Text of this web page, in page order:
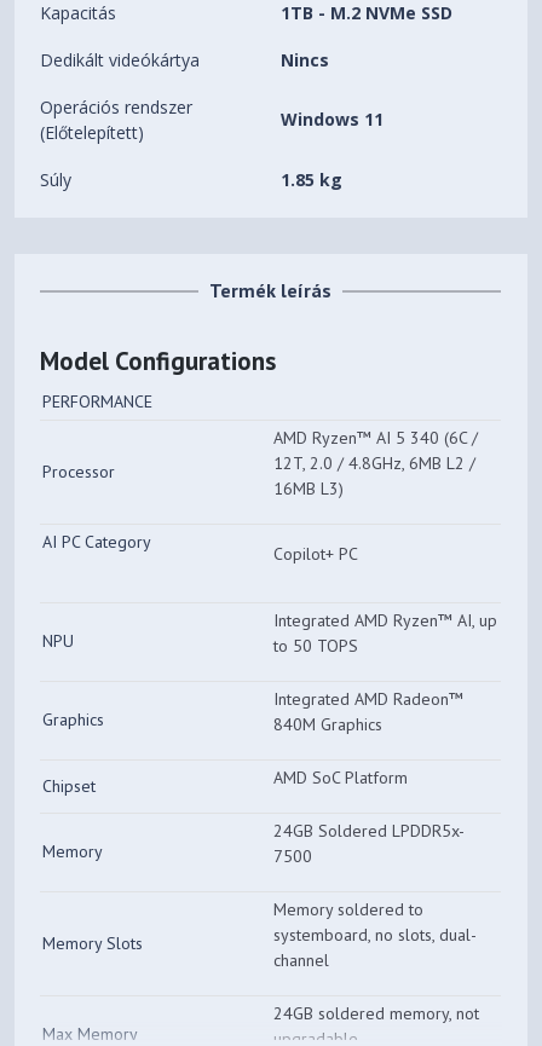
Kapacitás 1TB - M.2 NVMe SSD
Dedikált videókártya Nincs
Operációs rendszer
(Előtelepített)
Windows 11
Súly 1.85 kg
Termék leírás
Model Configurations
PERFORMANCE
Processor
AMD Ryzen™ AI 5 340 (6C /
12T, 2.0 / 4.8GHz, 6MB L2 /
16MB L3)
AI PC Category
Copilot+ PC
NPU
Integrated AMD Ryzen™ AI, up
to 50 TOPS
Graphics
Integrated AMD Radeon™
840M Graphics
Chipset AMD SoC Platform
Memory
24GB Soldered LPDDR5x-
7500
Memory Slots
Memory soldered to
systemboard, no slots, dual-
channel
Max Memory
24GB soldered memory, not
upgradable